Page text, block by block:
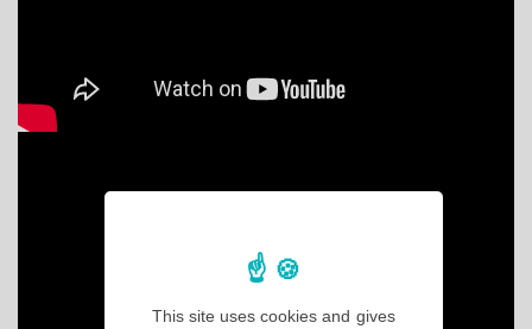
This site uses cookies and gives